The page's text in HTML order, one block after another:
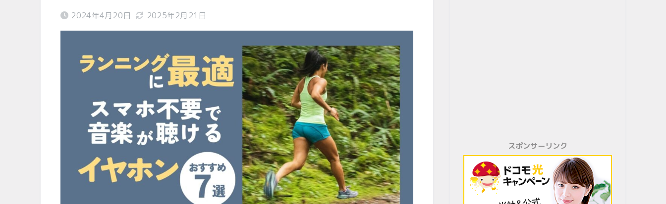
2024年4月20日 2025年2月21日
スポンサーリンク